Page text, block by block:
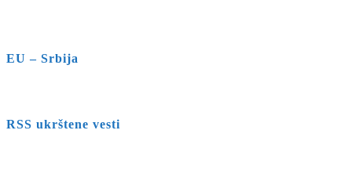
EU – Srbija
RSS ukrštene vesti